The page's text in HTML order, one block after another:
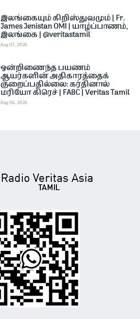
இலங்கையும் கிறிஸ்துவமும் | Fr.
James Jenistan OMI | யாழ்ப்பாணம்,
இலங்கை | @veritastamil ​
Aug 07, 2026
ஒன்றிணைந்த பயணம்
ஆயர்களின் அதிகாரத்தைக்
குறைப்பதில்லை: கர்தினால்
மரியோ கிரெச் | FABC | Veritas Tamil
Aug 06, 2026